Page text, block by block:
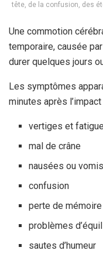
tête, de la confusion, des
Une commotion
temporaire, causée
durer quelques jours
Les symptômes
minutes après
vertiges et fatigue
mal de crâne
nausées ou
confusion
perte de mémoire
problèmes
sautes d’humeur